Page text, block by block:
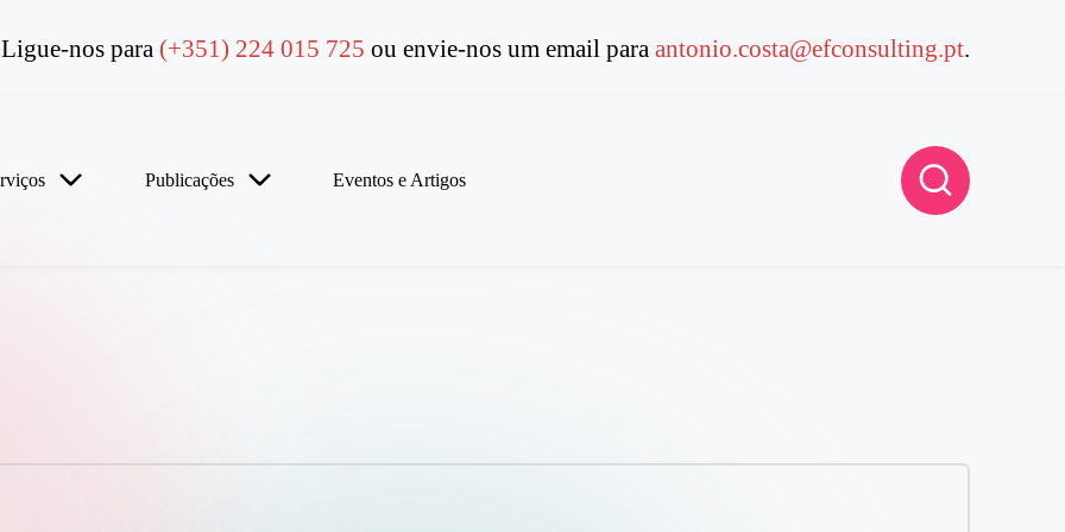
Ligue-nos para (+351) 224 015 725 ou envie-nos um email para antonio.costa@efconsulting.pt
Publicações Eventos e Artigos